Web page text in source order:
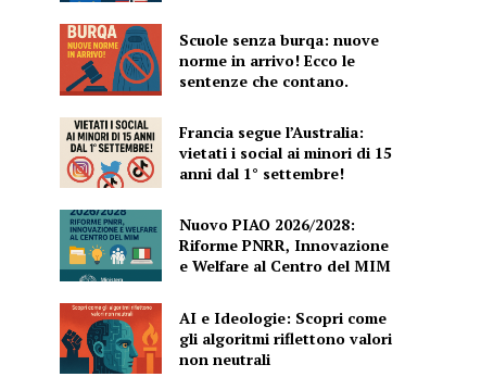
Scuole senza burqa: nuove
norme in arrivo! Ecco le
sentenze che contano.
Francia segue l’Australia:
vietati i social ai minori di 15
anni dal 1° settembre!
Nuovo PIAO 2026/2028:
Riforme PNRR, Innovazione
e Welfare al Centro del MIM
AI e Ideologie: Scopri come
gli algoritmi riflettono valori
non neutrali